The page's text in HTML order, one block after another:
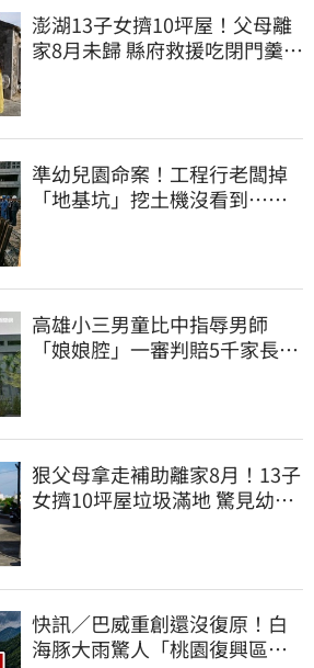
澎湖13子女擠10坪屋！父母離
家8月未歸 縣府救援吃閉門羹原
準幼兒園命案！工程行老闆掉
「地基坑」挖土機沒看到…下
高雄小三男童比中指辱男師
「娘娘腔」一審判賠5千家長不
狠父母拿走補助離家8月！13子
女擠10坪屋垃圾滿地 驚見幼童
快訊／巴威重創還沒復原！白
海豚大雨驚人「桃園復興區」